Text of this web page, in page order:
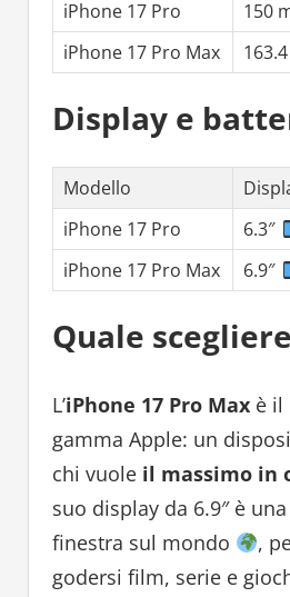
iPhone 17 Pro 150
iPhone 17 Pro Max
Display e
Modello
iPhone 17 Pro
6.3″
iPhone 17 Pro Max
6.9″
Quale
L’iPhone 17 Pro Maxè il
gamma Apple: un
chi vuole il massimo in
suo display da 6.9″ è
finestra sul mondo
,
godersi film, serie e